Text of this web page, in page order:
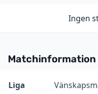
Ingen
Matchinformation
InformationVärde
Liga